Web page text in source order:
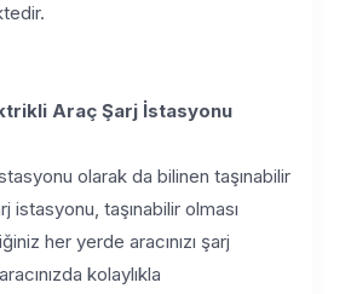
Araç Şarj İstasyonu
olarak da bilinen taşınabilir
istasyonu, taşınabilir olması
her yerde aracınızı şarj
kolaylıkla